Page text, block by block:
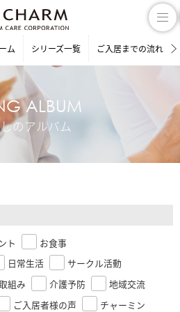
ム シリーズ一覧 ご入居までの流れ
ALBUM
のアルバム
ト
お食事
日常生活
サークル活動
組み 介護予防
地域交流
ご入居者様の声
チャーミン